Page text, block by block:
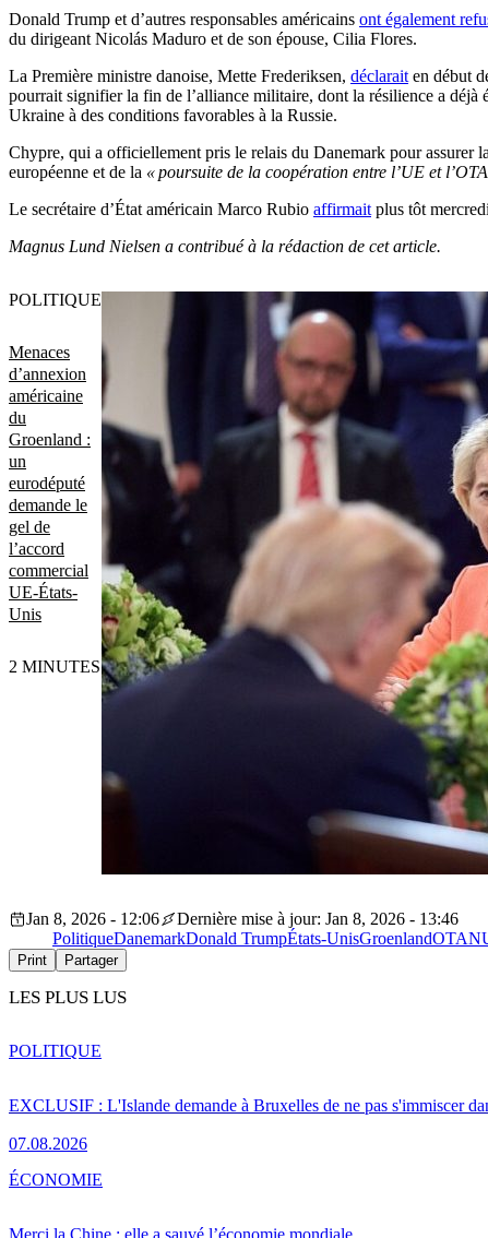
Donald Trump et d’autres responsables américains ont également
du dirigeant Nicolás Maduro et de son épouse, Cilia Flores.
La Première ministre danoise, Mette Frederiksen, déclarait en début
pourrait signifier la fin de l’alliance militaire, dont la résilience a
Ukraine à des conditions favorables à la Russie.
Chypre, qui a officiellement pris le relais du Danemark pour assurer
européenne et de la « poursuite de la coopération entre l’UE et
Le secrétaire d’État américain Marco Rubio affirmait plus tôt
Magnus Lund Nielsen a contribué à la rédaction de cet article.
Menaces
d’annexion
américaine
du
Groenland :
un
eurodéputé
demande le
gel de
l’accord
commercial
UE-États-
Unis
POLITIQUE
2 MINUTES
Jan 8, 2026 - 12:06
Dernière mise à jour: Jan 8, 2026 - 13:46
PolitiqueDanemarkDonald TrumpÉtats-UnisGroenlandOTAN
Print Partager
LES PLUS LUS
EXCLUSIF : L'Islande demande à Bruxelles de ne pas s'immiscer
07.08.2026
POLITIQUE
Merci la Chine : elle a sauvé l’économie mondiale
ÉCONOMIE